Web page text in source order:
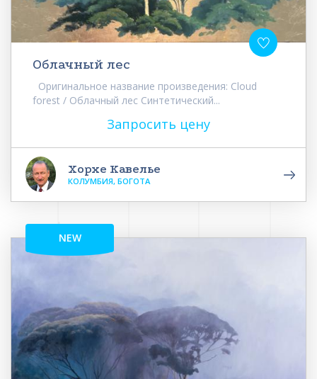
Облачный лес
Оригинальное название произведения: Cloud
forest / Облачный лес Синтетический...
Запросить цену
Хорхе Кавелье
КОЛУМБИЯ, БОГОТА
NEW